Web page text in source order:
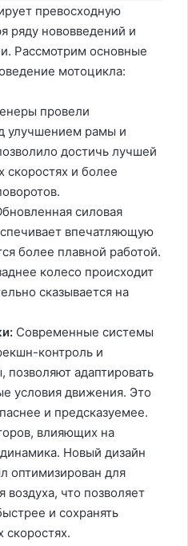
превосходную
ряду нововведений и
Рассмотрим основные
мотоцикла:
провели
улучшением рамы и
достичь лучшей
скоростях и более
силовая
впечатляющую
более плавной работой.
колесо происходит
сказывается на
Современные системы
контроль и
адаптировать
условия движения. Это
и предсказуемее.
влияющих на
Новый дизайн
оптимизирован для
что позволяет
и сохранять
скоростях.